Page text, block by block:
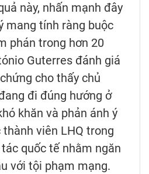
này, nhấn mạnh đây
mang tính ràng buộc
phán trong hơn 20
Guterres đánh giá
cho thấy chủ
đi đúng hướng ở
khăn và phản ánh ý
viên LHQ trong
quốc tế nhằm ngăn
với tội phạm mạng.